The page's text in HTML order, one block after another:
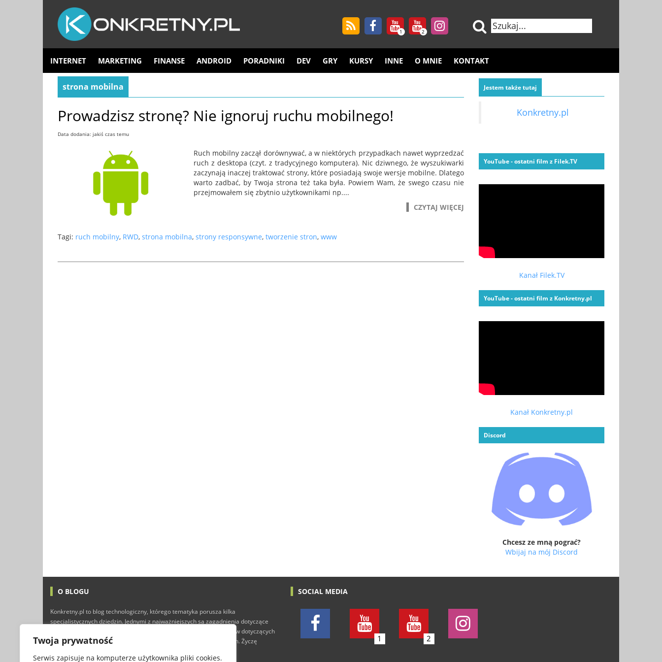
Twoja prywatność
Serwis zapisuje na komputerze użytkownika pliki cookies.
1 2
INTERNET MARKETING FINANSE ANDROID PORADNIKI DEV GRY KURSY INNE O MNIE KONTAKT
strona mobilna
Prowadzisz stronę? Nie ignoruj ruchu mobilnego!
Data dodania: jakiś czas temu
Ruch mobilny zaczął dorównywać, a w niektórych przypadkach nawet wyprzedzać
ruch z desktopa (czyt. z tradycyjnego komputera). Nic dziwnego, że wyszukiwarki
zaczynają inaczej traktować strony, które posiadają swoje wersje mobilne. Dlatego
warto zadbać, by Twoja strona też taka była. Powiem Wam, że swego czasu nie
przejmowałem się zbytnio użytkownikami np....
CZYTAJ WIĘCEJ
Tagi: ruch mobilny, RWD, strona mobilna, strony responsywne, tworzenie stron, www
Jestem także tutaj
Konkretny.pl
YouTube - ostatni film z Filek.TV
Kanał Filek.TV
YouTube - ostatni film z Konkretny.pl
Kanał Konkretny.pl
Discord
Chcesz ze mną pograć?
Wbijaj na mój Discord
O BLOGU
Konkretny.pl to blog technologiczny, którego tematyka porusza kilka
specjalistycznych dziedzin. Jednymi z najważniejszych są zagadnienia dotyczące
technologii i Internetu, ale nie brakuje tutaj również typowych tekstów dotyczących
finansów, marketingu, programowania, a nawet gier komputerowych. Życzę
SOCIAL MEDIA
1 2